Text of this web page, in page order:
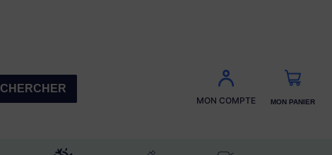
MON COMPTE MON PANIER